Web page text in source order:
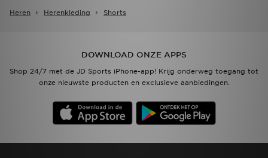
Heren Herenkleding Shorts
DOWNLOAD ONZE APPS
Shop 24/7 met de JD Sports iPhone-app! Krijg onderweg toegang tot
onze nieuwste producten en exclusieve aanbiedingen.